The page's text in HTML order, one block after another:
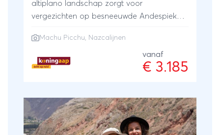
altiplano landschap zorgt voor
vergezichten op besneeuwde Andespieken.
en imposante bouwwerken laten het
verleden spreken. In dorpjes kun je
kennismaken met de kleurrijke en
Machu Picchu, Nazcalijnen
vanaf
€ 3.185